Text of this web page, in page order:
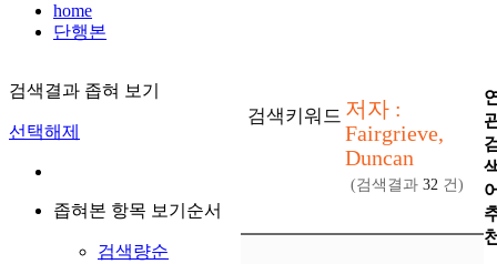
home
단행본
검색결과 좁혀 보기
선택해제
좁혀본 항목 보기순서
검색량순
검색키워드 저자 :
Fairgrieve,
Duncan
(검색결과 32 건)